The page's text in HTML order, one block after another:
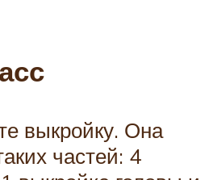
выкройку. Она
частей: 4